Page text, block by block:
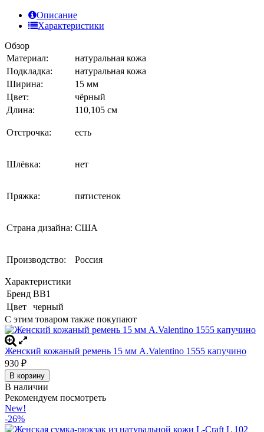
Описание
Характеристики
Обзор
Материал:
натуральная кожа
Подкладка:
натуральная кожа
Ширина:
15 мм
Цвет:
чёрный
Длина:
110,105 см
Отстрочка: есть
Шлёвка: нет
Пряжка: пятистенок
Страна дизайна: США
Производство: Россия
Характеристики
Бренд BB1
Цвет
черный
С этим товаром также покупают
Женский кожаный ремень 15 мм A.Valentino 1555 капучино
930 ₽
В корзину
В наличии
Рекомендуем посмотреть
New!
-26%